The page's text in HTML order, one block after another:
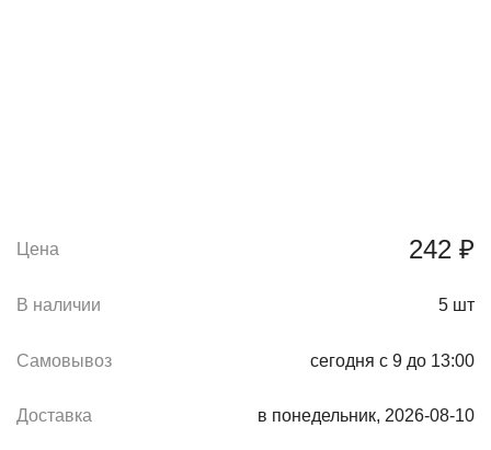
Цена 242 ₽
В наличии 5 шт
Самовывоз сегодня с 9 до 13:00
Доставка в понедельник, 2026-08-10